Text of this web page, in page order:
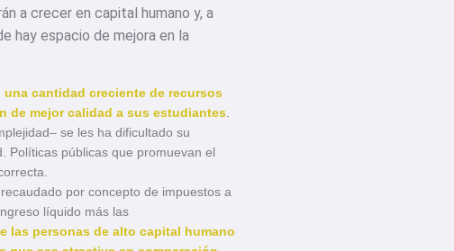
a crecer en capital humano y, a
hay espacio de mejora en la
cantidad creciente de recursos
de mejor calidad a sus estudiantes
se les ha dificultado su
Políticas públicas que promuevan el
por concepto de impuestos a
líquido más las
las personas de alto capital humano